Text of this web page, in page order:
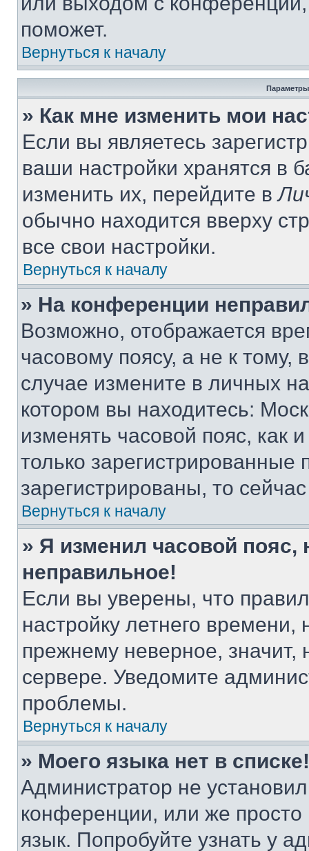
поможет.
Вернуться к началу
Параметры
» Как мне изменить мои
Если вы являетесь
ваши настройки хранятся в
изменить их, перейдите в
обычно находится вверху
все свои настройки.
Вернуться к началу
» На конференции
Возможно, отображается
часовому поясу, а не к тому,
случае измените в личных
котором вы находитесь:
изменять часовой пояс, как
только
зарегистрированы, то
Вернуться к началу
» Я изменил часовой пояс,
неправильное!
Если вы уверены, что
настройку летнего
прежнему неверное, значит,
сервере. Уведомите
проблемы.
Вернуться к началу
» Моего языка нет в списке!
Администратор не
конференции, или же
язык. Попробуйте узнать у